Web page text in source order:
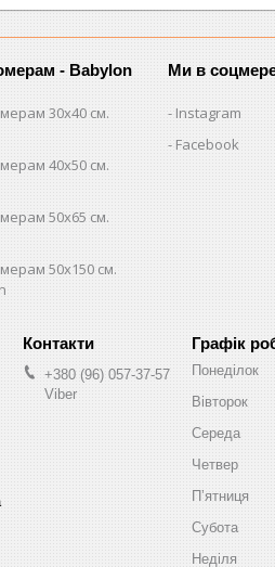
- Babylon
30х40 см.
40х50 см.
50х65 см.
50х150 см.
Ми в
Instagram
Facebook
+380 (96) 057-37-57
Viber
Графік
Понеділок
Вівторок
Середа
Четвер
Пʼятниця
Субота
Неділя